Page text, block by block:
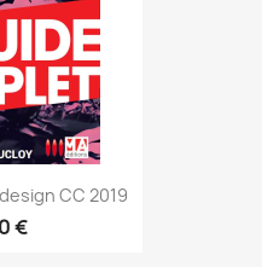
CC 2019
€